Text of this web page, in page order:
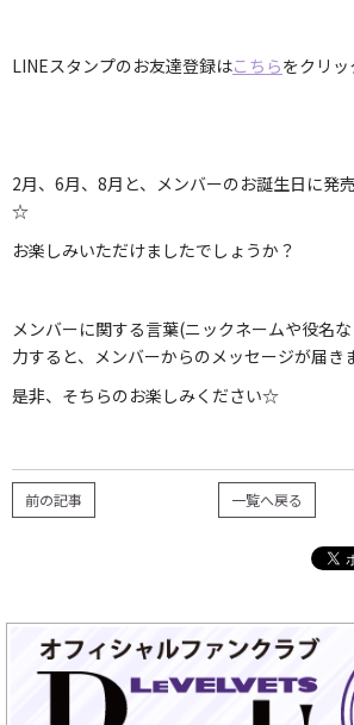
LINEスタンプのお友達登録はこちらをクリッ
2月、6月、8月と、メンバーのお誕生日に発
☆
お楽しみいただけましたでしょうか？
メンバーに関する言葉(ニックネームや役名
力すると、メンバーからのメッセージが届き
是非、そちらのお楽しみください☆
一覧へ戻る
前の記事